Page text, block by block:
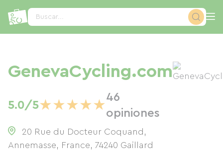
Buscar...
GenevaCycling.com
5.0/5★★★★★
46
opiniones
20 Rue du Docteur Coquand,
Annemasse, France, 74240 Gaillard
Panel de gestión de cookies